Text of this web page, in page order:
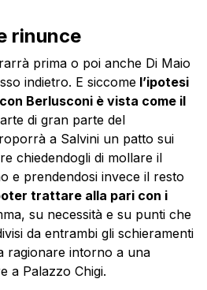
rinunce
prima o poi anche Di Maio
indietro. E siccome l’ipotesi
Berlusconi è vista come il
di gran parte del
a Salvini un patto sui
chiedendogli di mollare il
e prendendosi invece il resto
trattare alla pari con i
su necessità e su punti che
da entrambi gli schieramenti
ragionare intorno a una
a Palazzo Chigi.